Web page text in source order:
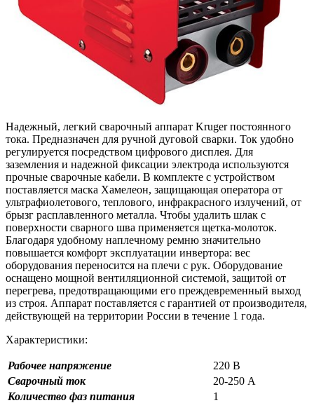
Надежный, легкий сварочный аппарат Kruger постоянного
тока. Предназначен для ручной дуговой сварки. Ток удобно
регулируется посредством цифрового дисплея. Для
заземления и надежной фиксации электрода используются
прочные сварочные кабели. В комплекте с устройством
поставляется маска Хамелеон, защищающая оператора от
ультрафиолетового, теплового, инфракрасного излучений, от
брызг расплавленного металла. Чтобы удалить шлак с
поверхности сварного шва применяется щетка-молоток.
Благодаря удобному наплечному ремню значительно
повышается комфорт эксплуатации инвертора: вес
оборудования переносится на плечи с рук. Оборудование
оснащено мощной вентиляционной системой, защитой от
перегрева, предотвращающими его преждевременный выход
из строя. Аппарат поставляется с гарантией от производителя,
действующей на территории России в течение 1 года.
Характеристики:
Рабочее напряжение
220 В
Сварочный ток
20-250 А
Количество фаз питания
1